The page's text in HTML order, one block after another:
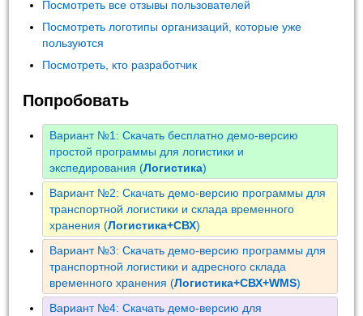
Посмотреть все отзывы пользователей
Посмотреть логотипы организаций, которые уже
пользуются
Посмотреть, кто разработчик
Попробовать
Вариант №1: Скачать бесплатно демо-версию
простой программы для логистики и
экспедирования (Логистика)
Вариант №2: Скачать демо-версию программы для
транспортной логистики и склада временного
хранения (Логистика+СВХ)
Вариант №3: Скачать демо-версию программы для
транспортной логистики и адресного склада
временного хранения (Логистика+СВХ+WMS)
Вариант №4: Скачать демо-версию для